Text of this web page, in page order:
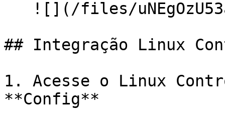
## Integração Linux
1. Acesse o Linux
**Config**